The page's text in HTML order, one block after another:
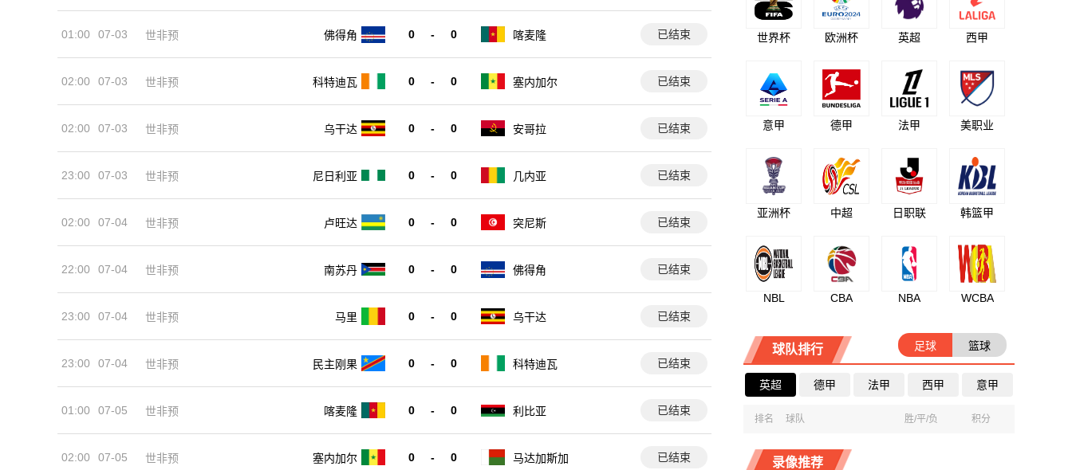
01:00 07-03 世非预 佛得角 0 - 0 喀麦隆 已结束
02:00 07-03 世非预 科特迪瓦 0 - 0 塞内加尔 已结束
02:00 07-03 世非预 乌干达 0 - 0 安哥拉 已结束
23:00 07-03 世非预 尼日利亚 0 - 0 几内亚 已结束
02:00 07-04 世非预 卢旺达 0 - 0 突尼斯 已结束
22:00 07-04 世非预 南苏丹 0 - 0 佛得角 已结束
23:00 07-04 世非预 马里 0 - 0 乌干达 已结束
23:00 07-04 世非预 民主刚果 0 - 0 科特迪瓦 已结束
01:00 07-05 世非预 喀麦隆 0 - 0 利比亚 已结束
02:00 07-05 世非预 塞内加尔 0 - 0 马达加斯加 已结束
世界杯 欧洲杯 英超 西甲
意甲 德甲 法甲 美职业
亚洲杯 中超 日职联 韩篮甲
NBL CBA NBA WCBA
球队排行 足球 篮球
英超 德甲 法甲 西甲 意甲
排名 球队 胜/平/负 积分
录像推荐